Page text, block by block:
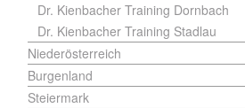
Dr. Kienbacher Training Dornbach
Dr. Kienbacher Training Stadlau
Niederösterreich
Burgenland
Steiermark